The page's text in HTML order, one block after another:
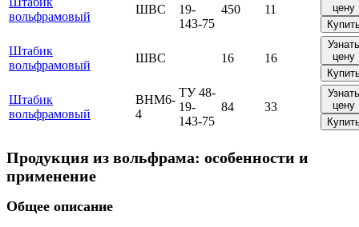
вольфрамовый
ШВС
19-
143-75
450 11
цену
Штабик
вольфрамовый
ШВС 16 16
Узнать
цену
Штабик
вольфрамовый
ВНМ6-
4
ТУ 48-
19-
143-75
84 33
Узнать
цену
Продукция из вольфрама: особенности и
применение
Общее описание